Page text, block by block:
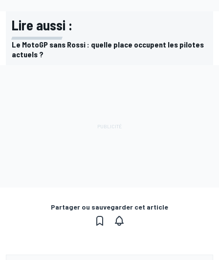
Lire aussi :
Le MotoGP sans Rossi : quelle place occupent les pilotes
actuels ?
Partager ou sauvegarder cet article